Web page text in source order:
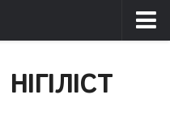
НІГІЛІСТ